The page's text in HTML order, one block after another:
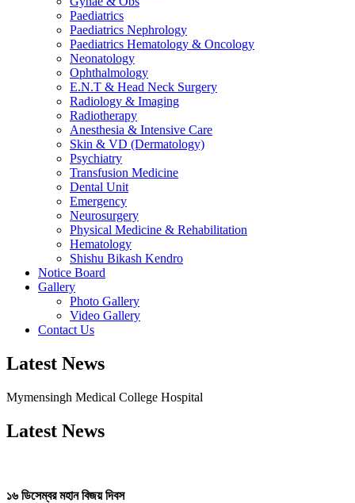
Paediatrics
Paediatrics Nephrology
Paediatrics Hematology & Oncology
Neonatology
Ophthalmology
E.N.T & Head Neck Surgery
Radiology & Imaging
Radiotherapy
Anesthesia & Intensive Care
Skin & VD (Dermatology)
Psychiatry
Transfusion Medicine
Dental Unit
Emergency
Neurosurgery
Physical Medicine & Rehabilitation
Hematology
Shishu Bikash Kendro
Notice Board
Gallery
Photo Gallery
Video Gallery
Contact Us
Latest News
Mymensingh Medical College Hospital
Latest News
১৬ ডিসেম্বর মহান বিজয় দিবস